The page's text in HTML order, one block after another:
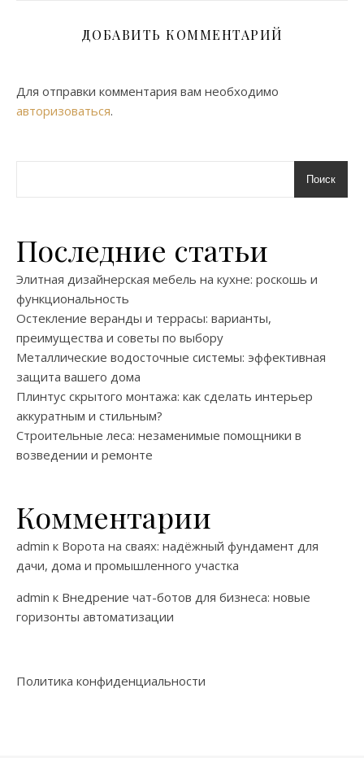
ДОБАВИТЬ КОММЕНТАРИЙ
Для отправки комментария вам необходимо
авторизоваться.
Поиск
Последние статьи
Элитная дизайнерская мебель на кухне: роскошь и
функциональность
Остекление веранды и террасы: варианты,
преимущества и советы по выбору
Металлические водосточные системы: эффективная
защита вашего дома
Плинтус скрытого монтажа: как сделать интерьер
аккуратным и стильным?
Строительные леса: незаменимые помощники в
возведении и ремонте
Комментарии
admin к Ворота на сваях: надёжный фундамент для
дачи, дома и промышленного участка
admin к Внедрение чат-ботов для бизнеса: новые
горизонты автоматизации
Политика конфиденциальности